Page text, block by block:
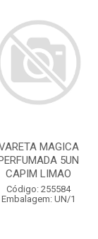
MAGICA
5UN
CAPIM LIMAO
Código: 255584
Embalagem: UN/1